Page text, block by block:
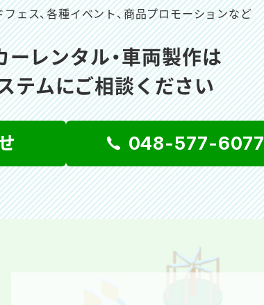
フェス、各種イベント、商品プロモーションなど
ーレンタル・車両製作は
テムにご相談ください
048-577-6077